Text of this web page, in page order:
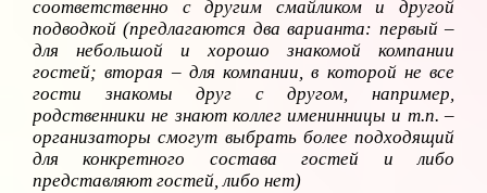
соответственно с другим смайликом и другой
подводкой (предлагаются два варианта: первый –
для небольшой и хорошо знакомой компании
гостей; вторая – для компании, в которой не все
гости знакомы друг с другом, например,
родственники не знают коллег именинницы и т.п. –
организаторы смогут выбрать более подходящий
для конкретного состава гостей и либо
представляют гостей, либо нет)